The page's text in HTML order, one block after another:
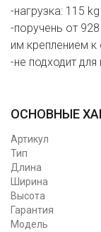
-нагрузка: 115 kg
-поручень от
им креплением к
-не подходит
ОСНОВНЫЕ
Артикул
Тип
Длина
Ширина
Высота
Гарантия
Модель